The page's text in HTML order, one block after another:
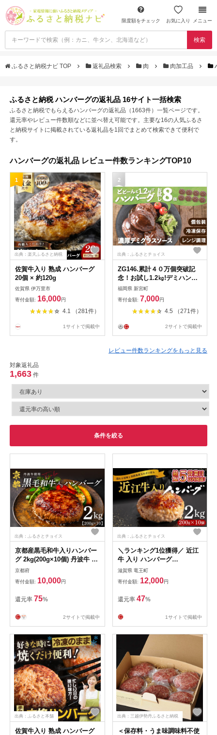
限度額をチェック お気に入り メニュー
検索
ふるさと納税ナビ TOP 返礼品検索 肉 肉加工品
ふるさと納税 ハンバーグの返礼品 16サイト一括検索
ふるさと納税でもらえるハンバーグの返礼品（1663件）一覧ページです。
還元率やレビュー件数順などに並べ替え可能です。主要な16の人気ふるさ
と納税サイトに掲載されている返礼品を1回でまとめて検索できて便利で
す。
ハンバーグの返礼品 レビュー件数ランキングTOP10
1
出典：楽天ふるさと納税
佐賀牛入り 熟成 ハンバーグ
20個 × 約120g
佐賀県 伊万里市
寄付金額: 16,000円
4.1 （281件）
1サイトで掲載中
2
出典：ふるさとチョイス
ZG146.累計４０万個突破記
念！お試し1.2㎏!デミハンバ
ーグ【150g×8個】
福岡県 新宮町
寄付金額: 7,000円
4.5 （271件）
2サイトで掲載中
レビュー件数ランキングをもっと見る
対象返礼品
1,663 件
条件を絞る
出典：ふるさとチョイス
京都産黒毛和牛入りハンバー
グ 2kg(200g×10個) 丹波牛 と
淡路島産 玉ねぎ 使用 黒毛和
牛 ハンバーグ 人気 合い挽き
冷凍ハンバーグ 京都 個包装
小分け はんばーぐ 合挽き 冷
凍 ふるさと納税 ランキング
リピーター はんばーぐ 挽肉
肉 お弁当 たんば 京 丹波 京
都府 1万円以下 10000 10000
円
京都府
寄付金額: 10,000円
還元率 75%
2サイトで掲載中
出典：ふるさとチョイス
＼ランキング1位獲得／ 近江
牛 入り ハンバーグ
2kg(200g×10個) スピード発
送 近江牛 と 淡路島産 玉ねぎ
使用 合い挽き ハンバーグ 和
牛 牛肉ハンバーグ 冷凍 ハン
バーグ 個包装 小分け はんば
ンキング 牛肉 豚肉 ビーフ ポ
挽肉 hannba-gu お肉 リピー
ター にく ミンチ 肉 ハンバー
グ お弁当 ぎゅうにく
滋賀県 竜王町
寄付金額: 12,000円
還元率 47%
1サイトで掲載中
出典：ふるさと本舗
佐賀牛入り 熟成 ハンバーグ
出典：三越伊勢丹ふるさと納税
＜保存料・うま味調味料不使